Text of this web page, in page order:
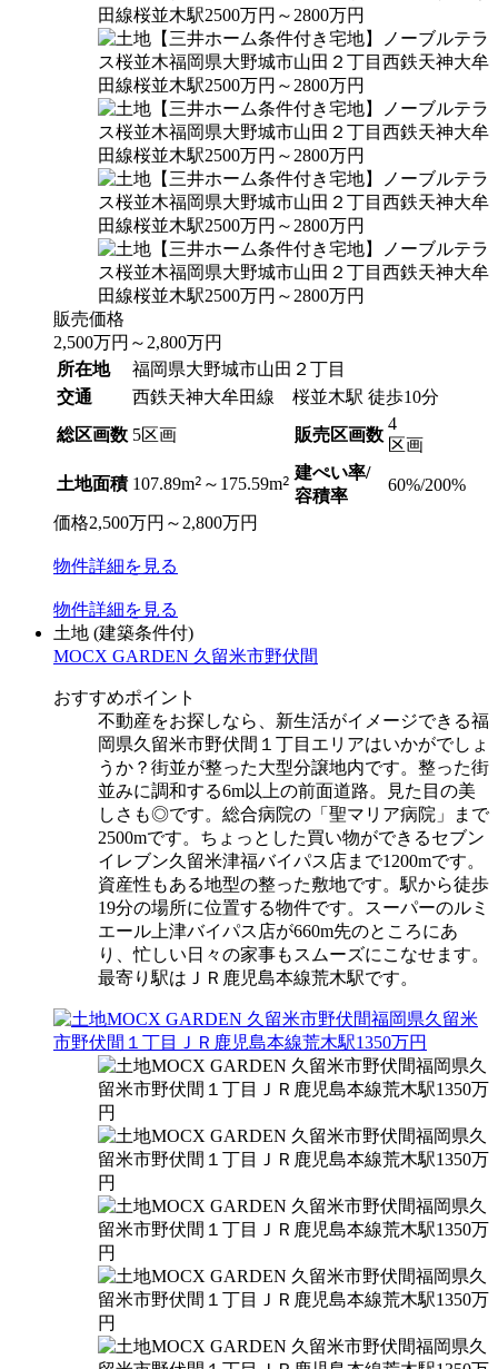
販売価格
2,500万円 ～2,800万円
所在地
福岡県大野城市山田２丁目
交通
西鉄天神大牟田線 桜並木駅 徒歩10分
総区画数 5区画 販売区画数
4
区画
土地面積 107.89m2 ～175.59m2 建ぺい率/
容積率
60%/200%
価格2,500万円 ～2,800万円
物件詳細を見る
物件詳細を見る
土地 (建築条件付)
MOCX GARDEN 久留米市野伏間
おすすめポイント
不動産をお探しなら、新生活がイメージできる福
岡県久留米市野伏間１丁目エリアはいかがでしょ
うか？街並が整った大型分譲地内です。整った街
並みに調和する6m以上の前面道路。見た目の美
しさも◎です。総合病院の「聖マリア病院」まで
2500mです。ちょっとした買い物ができるセブン
イレブン久留米津福バイパス店まで1200mです。
資産性もある地型の整った敷地です。駅から徒歩
19分の場所に位置する物件です。スーパーのルミ
エール上津バイパス店が660m先のところにあ
り、忙しい日々の家事もスムーズにこなせます。
最寄り駅はＪＲ鹿児島本線荒木駅です。